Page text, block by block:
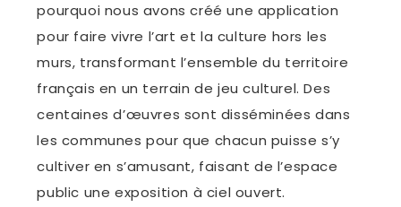
pourquoi nous avons créé une application
pour faire vivre l’art et la culture hors les
murs, transformant l’ensemble du territoire
français en un terrain de jeu culturel. Des
centaines d’œuvres sont disséminées dans
les communes pour que chacun puisse s’y
cultiver en s’amusant, faisant de l’espace
public une exposition à ciel ouvert.